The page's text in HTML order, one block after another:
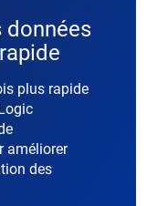
données
plus rapide
améliorer
des